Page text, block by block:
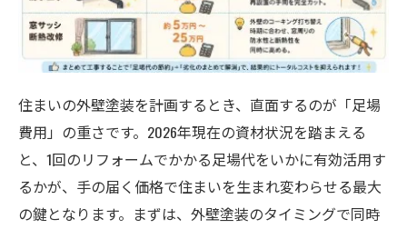
外観の美しさと機能性を両立するリフォー
ム
住まいの外壁塗装を計画するとき、直面するのが「足場
費用」の重さです。2026年現在の資材状況を踏まえる
と、1回のリフォームでかかる足場代をいかに有効活用す
るかが、手の届く価格で住まいを生まれ変わらせる最大
の鍵となります。まずは、外壁塗装のタイミングで同時